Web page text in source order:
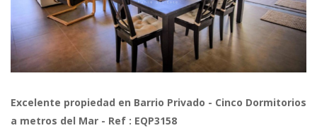
Excelente propiedad en Barrio Privado - Cinco Dormitorios
a metros del Mar - Ref : EQP3158